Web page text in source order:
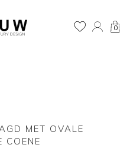
0
MET OVALE
COENE